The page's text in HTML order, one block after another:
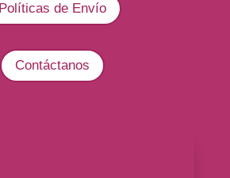
Políticas de Envío
Contáctanos